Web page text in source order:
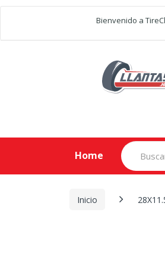
Bienvenido a
Home
Search
for:
Inicio